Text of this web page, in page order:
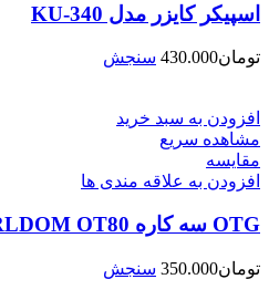
اسپیکر کایزر مدل KU-340
تومان430.000 سنجش
افزودن به سبد خرید
مشاهده سریع
مقایسه
افزودن به علاقه مندی ها
OTG سه کاره EARLDOM OT80
تومان350.000 سنجش